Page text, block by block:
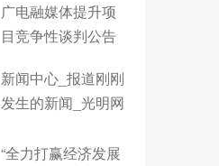
广电融媒体提升项
目竞争性谈判公告
新闻中心_报道刚刚
发生的新闻_光明网
“全力打赢经济发展